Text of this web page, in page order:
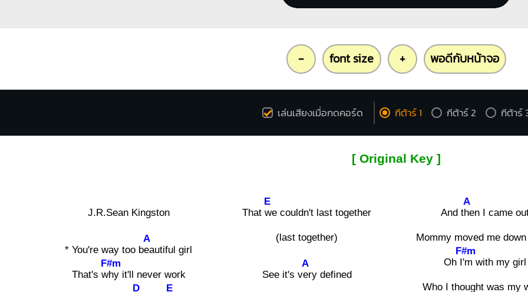
- font size + พอดีกับหน้าจอ
เล่นเสียงเมื่อกดคอร์ด กีต้าร์ 1 กีต้าร์ 2 กีต้าร์
[ Original Key ]
J.R.Sean Kingston
* You're way too b
A
eautiful girl
That's w
F#m
hy it'll never work
D E
That
E
we couldn't last together
(last together)
See it's v
A
ery defined
And t
A
hen I came
Mommy moved me
Oh I
F#m
'm with my girl
Who I thought was my